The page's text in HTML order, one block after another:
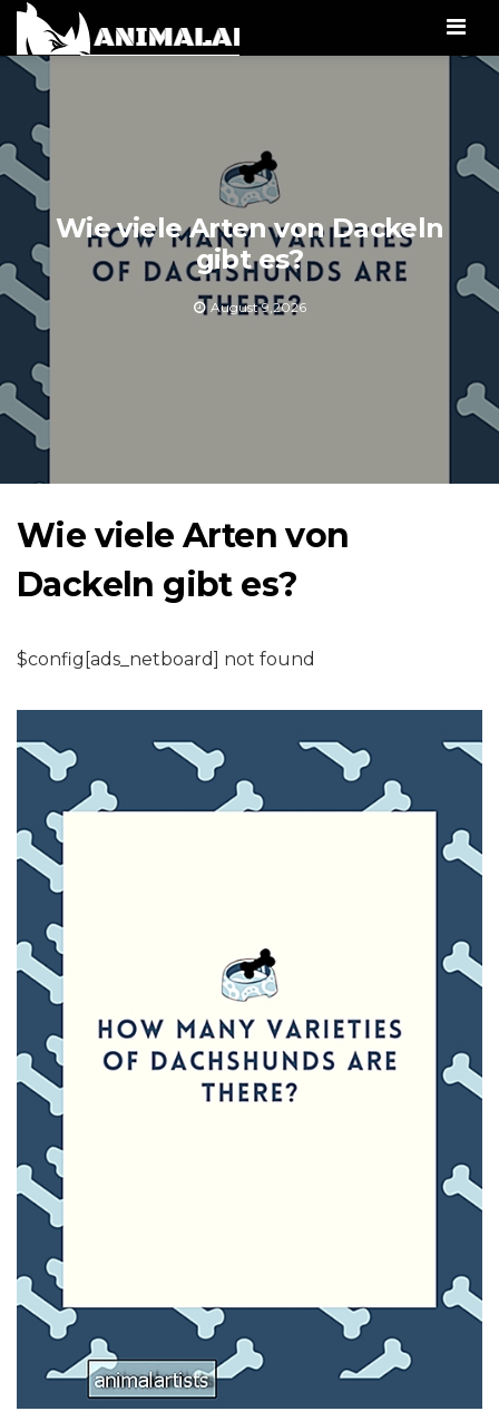
Wie viele Arten von Dackeln
gibt es?
August 9,2026
Wie viele Arten von
Dackeln gibt es?
$config[ads_netboard] not found